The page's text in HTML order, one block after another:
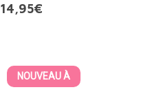
14,95€
NOUVEAU À